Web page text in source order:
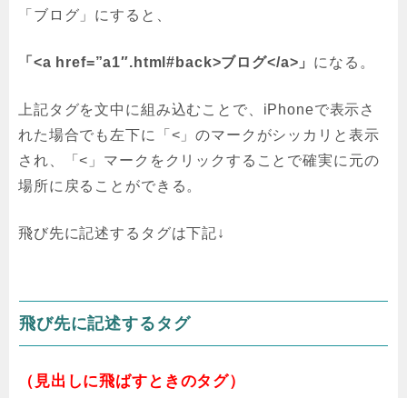
「ブログ」にすると、
「<a href=”a1″.html#back>ブログ</a>」 になる。
上記タグを文中に組み込むことで、iPhoneで表示さ
れた場合でも左下に「<」のマークがシッカリと表示
され、「<」マークをクリックすることで確実に元の
場所に戻ることができる。
飛び先に記述するタグは下記↓
飛び先に記述するタグ
（見出しに飛ばすときのタグ）